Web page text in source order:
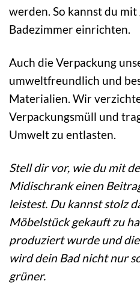
werden. So kannst du
Badezimmer einrichten.
Auch die Verpackung
umweltfreundlich und
Materialien. Wir
Verpackungsmüll und
Umwelt zu entlasten.
Stell dir vor, wie du mit
Midischrank einen
leistest. Du kannst stolz
Möbelstück gekauft zu
produziert wurde und
wird dein Bad nicht nur
grüner.